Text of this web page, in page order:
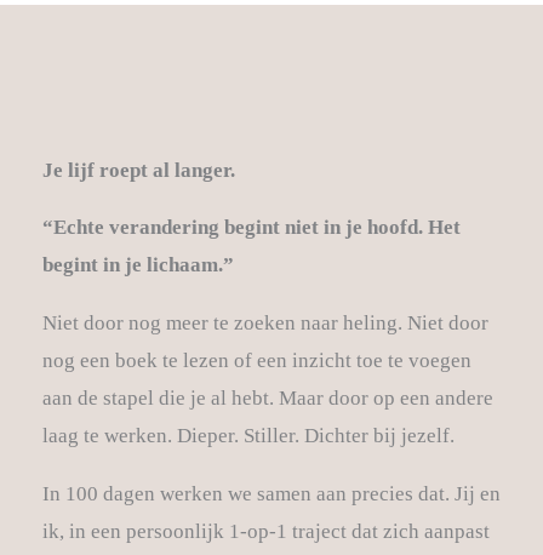
Je lijf roept al langer.
“Echte verandering begint niet in je hoofd. Het
begint in je lichaam.”
Niet door nog meer te zoeken naar heling. Niet door
nog een boek te lezen of een inzicht toe te voegen
aan de stapel die je al hebt. Maar door op een andere
laag te werken. Dieper. Stiller. Dichter bij jezelf.
In 100 dagen werken we samen aan precies dat. Jij en
ik, in een persoonlijk 1-op-1 traject dat zich aanpast